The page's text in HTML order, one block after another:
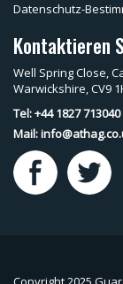
Datenschutz-
Kontaktieren
Well Spring Close,
Warwickshire, CV9
Tel: +44 1827 713040
Mail: